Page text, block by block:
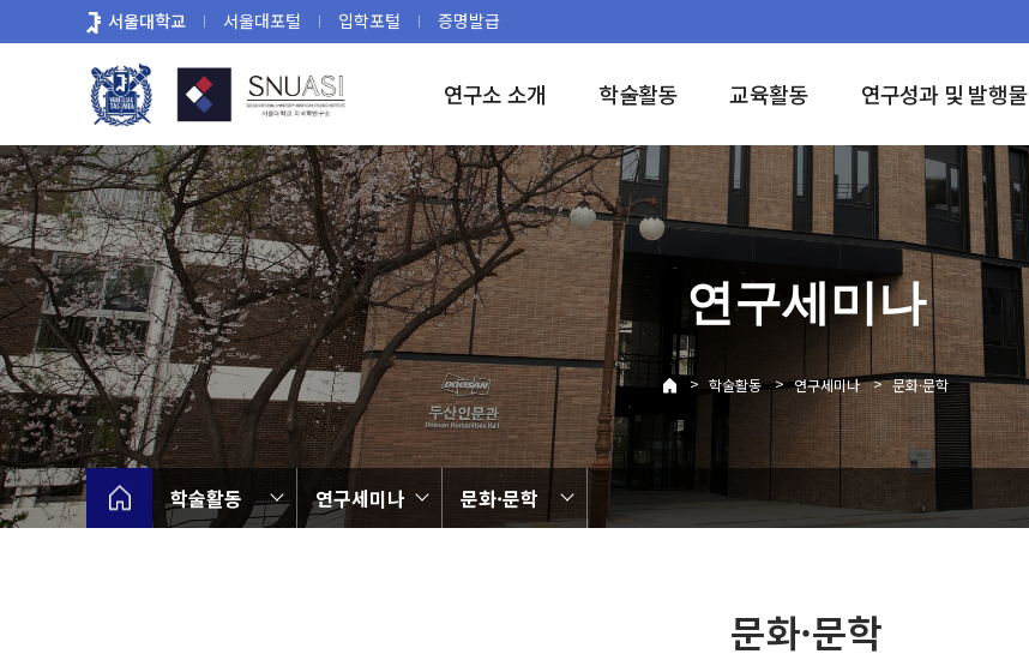
로
뉴
서울대학교 서울대포털 입학포털 증명발급
연구소 소개 학술활동 교육활동 연구성과 및 발행물
연구세미나
> 학술활동 > 연구세미나 > 문화·문학
학술활동 연구세미나 문화·문학
문화·문학